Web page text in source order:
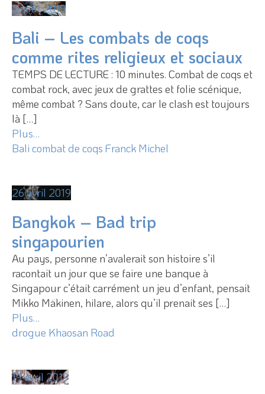
8 août 2019
Bali – Les combats de coqs
comme rites religieux et sociaux
TEMPS DE LECTURE : 10 minutes. Combat de coqs et
combat rock, avec jeux de grattes et folie scénique,
même combat ? Sans doute, car le clash est toujours
là […]
Plus…
Balicombat de coqs Franck Michel
26 avril 2019
Bangkok – Bad trip
singapourien
Au pays, personne n’avalerait son histoire s’il
racontait un jour que se faire une banque à
Singapour c’était carrément un jeu d’enfant, pensait
Mikko Mäkinen, hilare, alors qu’il prenait ses […]
Plus…
drogue Khaosan Road
19 avril 2019